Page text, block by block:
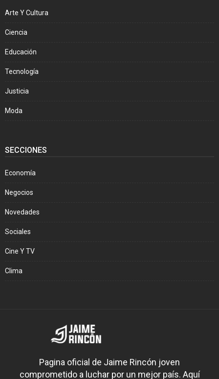
Arte Y Cultura
Ciencia
Educación
Tecnología
Justicia
Moda
SECCIONES
Economía
Negocios
Novedades
Sociales
Cine Y TV
Clima
Pagina oficial de Jaime Rincón joven
comprometido a luchar por un mejor país. Aquí